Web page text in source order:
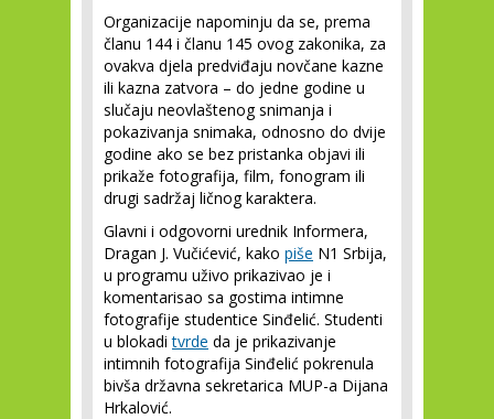
Organizacije napominju da se, prema
članu 144 i članu 145 ovog zakonika, za
ovakva djela predviđaju novčane kazne
ili kazna zatvora – do jedne godine u
slučaju neovlaštenog snimanja i
pokazivanja snimaka, odnosno do dvije
godine ako se bez pristanka objavi ili
prikaže fotografija, film, fonogram ili
drugi sadržaj ličnog karaktera.
Glavni i odgovorni urednik Informera,
Dragan J. Vučićević, kako piše N1 Srbija,
u programu uživo prikazivao je i
komentarisao sa gostima intimne
fotografije studentice Sinđelić. Studenti
u blokaditvrde da je prikazivanje
intimnih fotografija Sinđelić pokrenula
bivša državna sekretarica MUP-a Dijana
Hrkalović.